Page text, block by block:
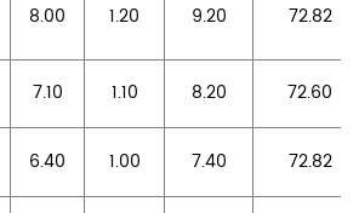
8.00 1.20 9.20 72.82
7.10 1.10 8.20 72.60
6.40 1.00 7.40 72.82